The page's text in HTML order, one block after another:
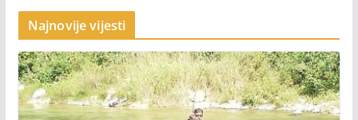
Najnovije vijesti